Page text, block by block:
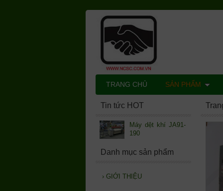
Tin tức HOT
Máy dệt khí JA91-
190
Danh mục sản phẩm
› GIỚI THIỆU
TRANG CHỦ SẢN PHẨM